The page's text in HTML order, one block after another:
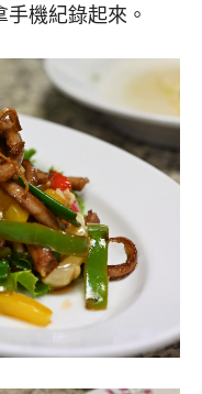
機紀錄起來。